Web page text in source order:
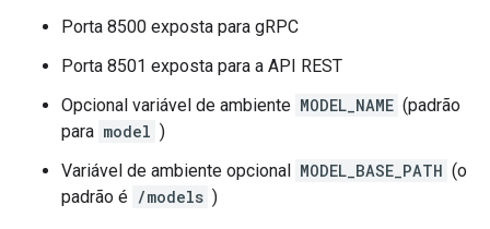
Porta 8500 exposta para gRPC
Porta 8501 exposta para a API REST
Opcional variável de ambiente MODEL_NAME (padrão
para model )
Variável de ambiente opcional MODEL_BASE_PATH (o
padrão é /models )